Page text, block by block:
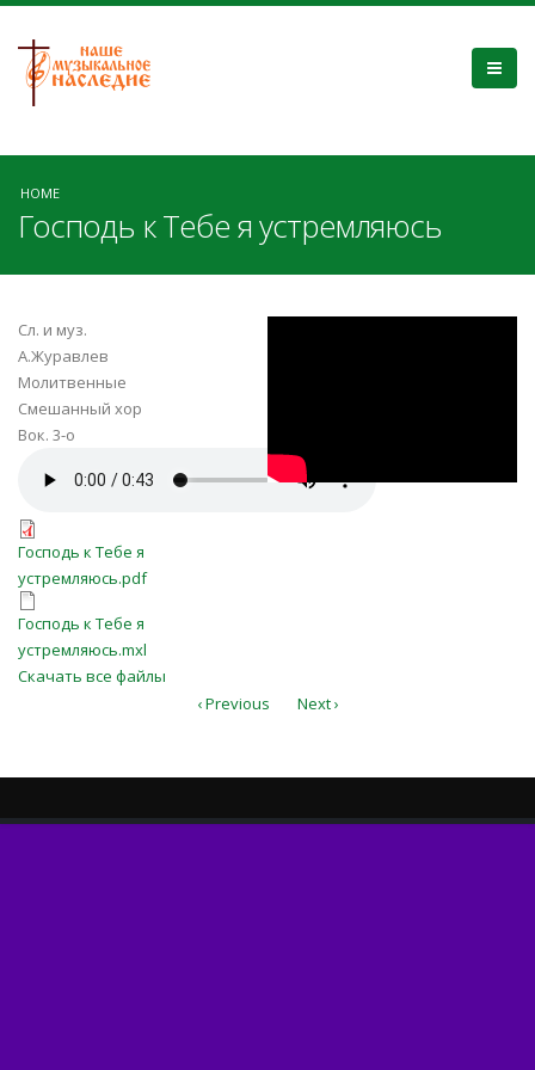
HOME
Господь к Тебе я устремляюсь
Сл. и муз.
А.Журавлев
Молитвенные
Смешанный хор
Вок. 3-о
Господь к Тебе я
устремляюсь.mp3
Господь к Тебе я устремляюсь.pdf
Господь к Тебе я
устремляюсь.pdf
Господь к Тебе я
устремляюсь.mxl
Господь к Тебе я
устремляюсь.mxl
Скачать все файлы
‹ Previous Next ›